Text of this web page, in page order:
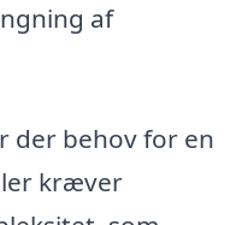
af
der behov for en
kræver